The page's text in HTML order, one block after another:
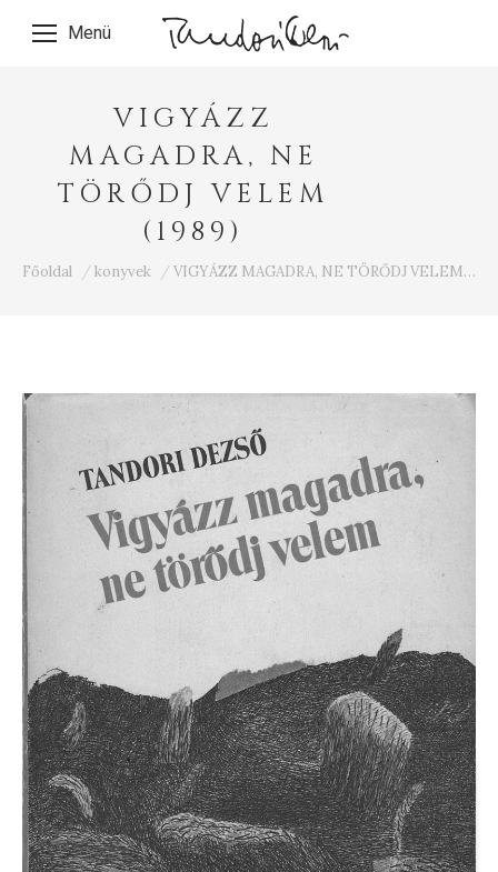
Menü
VIGYÁZZ
MAGADRA, NE
TÖRŐDJ VELEM
(1989)
Ön itt van:
Főoldal konyvek VIGYÁZZ MAGADRA, NE TÖRŐDJ VELEM…